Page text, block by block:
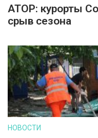
АТОР: курорты
срыв сезона
НОВОСТИ